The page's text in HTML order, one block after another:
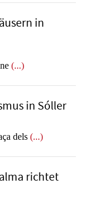
in
(...)
in Sóller
dels (...)
richtet